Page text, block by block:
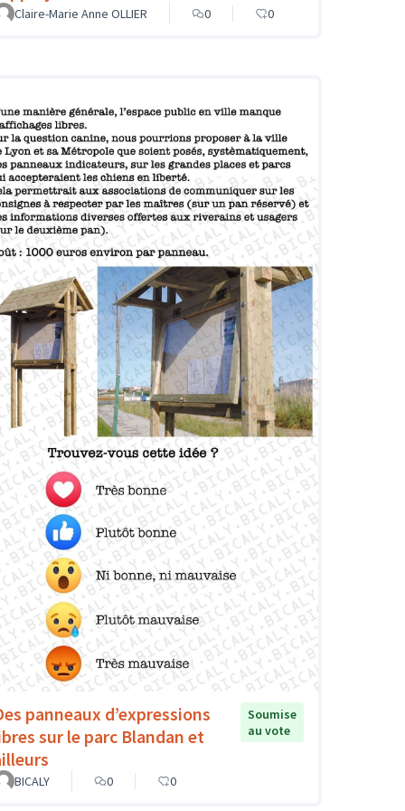
Claire-Marie Anne OLLIER 0 0
panneaux d’expressions
sur le parc Blandan et
Soumise
au vote
BICALY 0 0